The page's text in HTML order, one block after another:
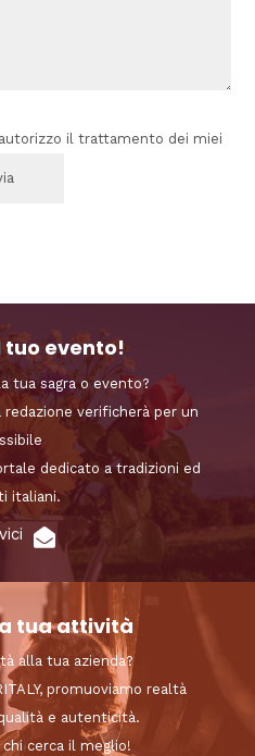
il trattamento dei miei
tuo evento!
tua sagra o evento?
verificherà per un
dedicato a tradizioni ed
italiani.
tua attività
alla tua azienda?
promuoviamo realtà
e autenticità.
cerca il meglio!